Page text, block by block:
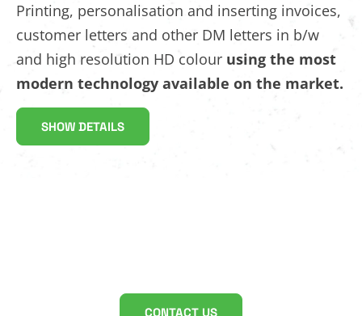
Printing, personalisation and inserting invoices,
customer letters and other DM letters in b/w
and high resolution HD colour using the most
modern technology available on the market.
SHOW DETAILS
CONTACT US